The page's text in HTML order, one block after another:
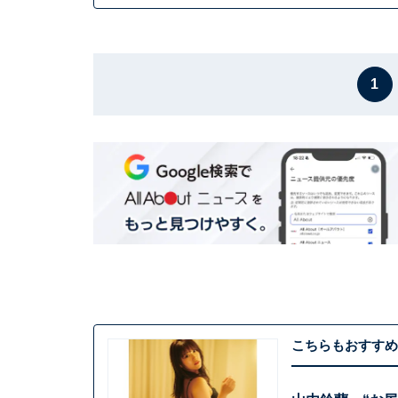
1
こちらもおすすめ